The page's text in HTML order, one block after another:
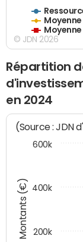
© JDN 2026
Répartition
en 2024
Montants (€)
(Source : JDN
200k
400k
600k